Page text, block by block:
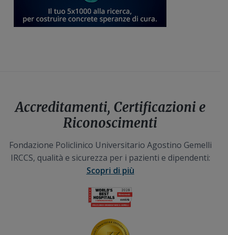
Accreditamenti, Certificazioni e
Riconoscimenti
Fondazione Policlinico Universitario Agostino Gemelli
IRCCS, qualità e sicurezza per i pazienti e dipendenti:
Scopri di più